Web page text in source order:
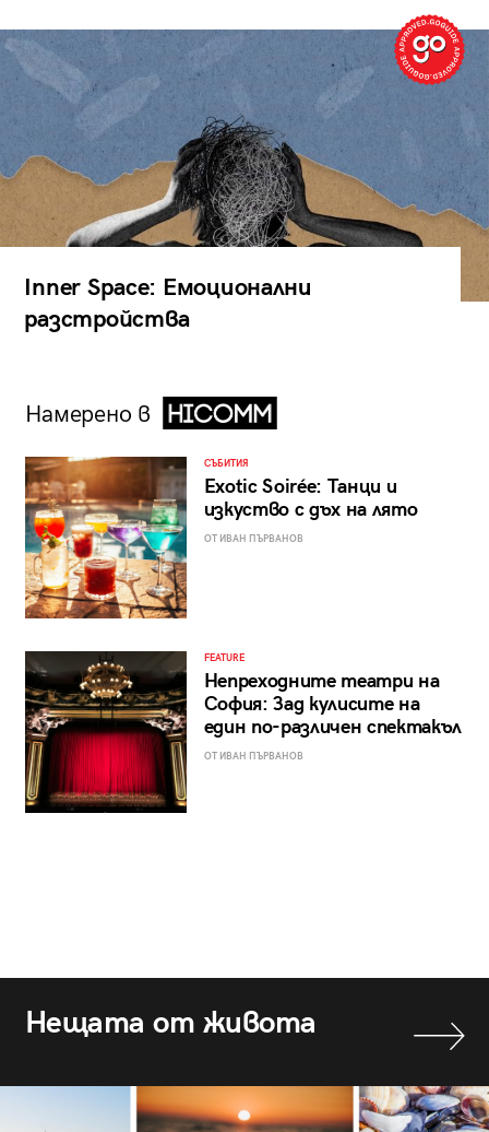
Inner Space: Емоционални
разстройства
Намерено в
СЪБИТИЯ
Exotic Soirée: Танци и
изкуство с дъх на лято
ОТ ИВАН ПЪРВАНОВ
FEATURE
Непреходните театри на
София: Зад кулисите на
един по-различен спектакъл
ОТ ИВАН ПЪРВАНОВ
Нещата от живота